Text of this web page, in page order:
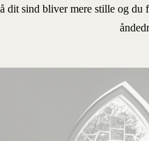
dit sind bliver mere stille og